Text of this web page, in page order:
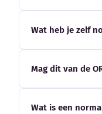
Wat heb je zelf
Mag dit van de
Wat is een